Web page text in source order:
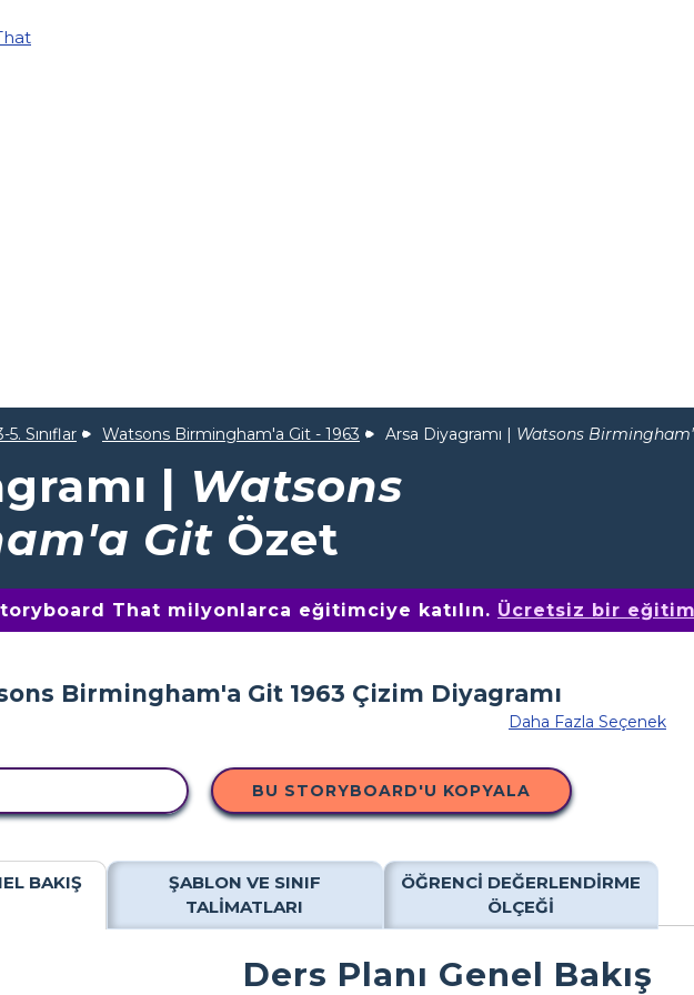
5. Sınıflar Watsons Birmingham'a Git - 1963 Arsa Diyagramı | Watsons
| Watsons
Git Özet
That milyonlarca eğitimciye katılın. Ücretsiz bir
Daha Fazla Seçenek
BU STORYBOARD'U KOPYALA
BAKIŞ
ŞABLON VE SINIF
TALIMATLARI
ÖĞRENCI DEĞERLENDIRME
ÖLÇEĞI
Ders Planı Genel Bakış